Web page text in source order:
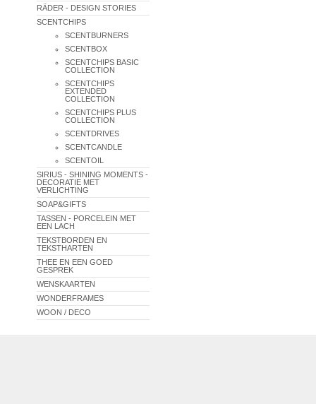
RÄDER - DESIGN STORIES
SCENTCHIPS
SCENTBURNERS
SCENTBOX
SCENTCHIPS BASIC
COLLECTION
SCENTCHIPS
EXTENDED
COLLECTION
SCENTCHIPS PLUS
COLLECTION
SCENTDRIVES
SCENTCANDLE
SCENTOIL
SIRIUS - SHINING MOMENTS -
DECORATIE MET
VERLICHTING
SOAP&GIFTS
TASSEN - PORCELEIN MET
EEN LACH
TEKSTBORDEN EN
TEKSTHARTEN
THEE EN EEN GOED
GESPREK
WENSKAARTEN
WONDERFRAMES
WOON / DECO